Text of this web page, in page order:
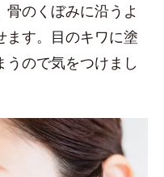
のくぼみに沿うよ
ます。目のキワに塗
うので気をつけまし